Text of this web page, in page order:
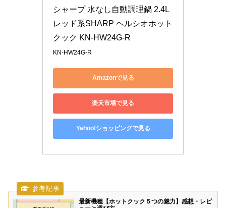
シャープ 水なし自動調理鍋 2.4L
レッド系SHARP ヘルシオホット
クック KN-HW24G-R
KN-HW24G-R
Amazonで見る
楽天市場で見る
Yahoo!ショッピングで見る
最新機種【ホットクック５つの魅力】感想・レビ